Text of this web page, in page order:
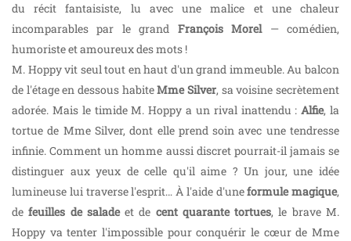
du récit fantaisiste, lu avec une malice et une chaleur
incomparables par le grand François Morel— comédien,
humoriste et amoureux des mots !
M. Hoppy vit seul tout en haut d'un grand immeuble. Au balcon
de l'étage en dessous habiteMme Silver, sa voisine secrètement
adorée. Mais le timide M. Hoppy a un rival inattendu :Alfie, la
tortue de Mme Silver, dont elle prend soin avec une tendresse
infinie. Comment un homme aussi discret pourrait-il jamais se
distinguer aux yeux de celle qu'il aime ? Un jour, une idée
lumineuse lui traverse l'esprit… À l'aide d'uneformule magique,
defeuilles de saladeet de cent quarante tortues, le brave M.
Hoppy va tenter l'impossible pour conquérir le cœur de Mme